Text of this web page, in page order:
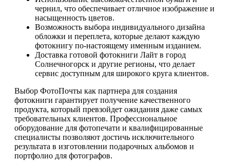
чернил, что обеспечивает отличное изображение и
насыщенность цветов.
Возможность выбора индивидуального дизайна
обложки и переплета, которые делают каждую
фотокнигу по-настоящему именным изданием.
Доставка готовой фотокниги Лайт в город
Солнечногорск и другие регионы, что делает
сервис доступным для широкого круга клиентов.
Выбор ФотоПочты как партнера для создания
фотокниги гарантирует получение качественного
продукта, который превзойдет ожидания даже самых
требовательных клиентов. Профессиональное
оборудование для фотопечати и квалифицированные
специалисты позволяют достичь исключительного
результата в изготовлении подарочных альбомов и
портфолио для фотографов.